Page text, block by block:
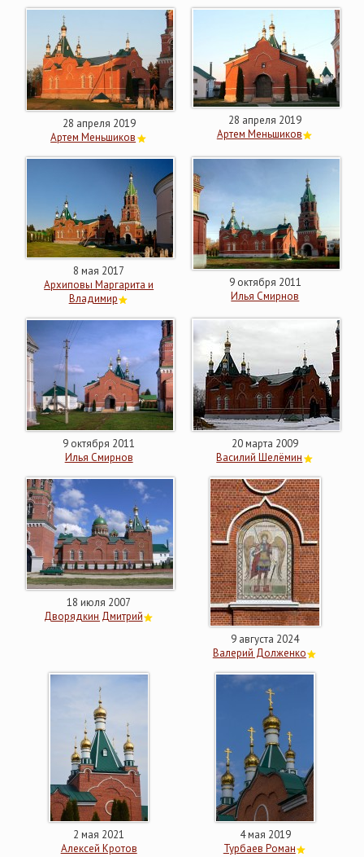
28 апреля 2019
Артем Меньшиков
28 апреля 2019
Артем Меньшиков
8 мая 2017
Архиповы Маргарита и
Владимир
9 октября 2011
Илья Смирнов
9 октября 2011
Илья Смирнов
20 марта 2009
Василий Шелёмин
18 июля 2007
Дворядкин Дмитрий
9 августа 2024
Валерий Долженко
2 мая 2021
Алексей Кротов
4 мая 2019
Турбаев Роман